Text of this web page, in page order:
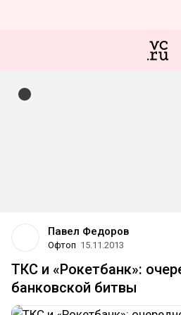
Павел Федоров
Офтоп 15.11.2013
ТКС и «Рокетбанк»:
банковской битвы